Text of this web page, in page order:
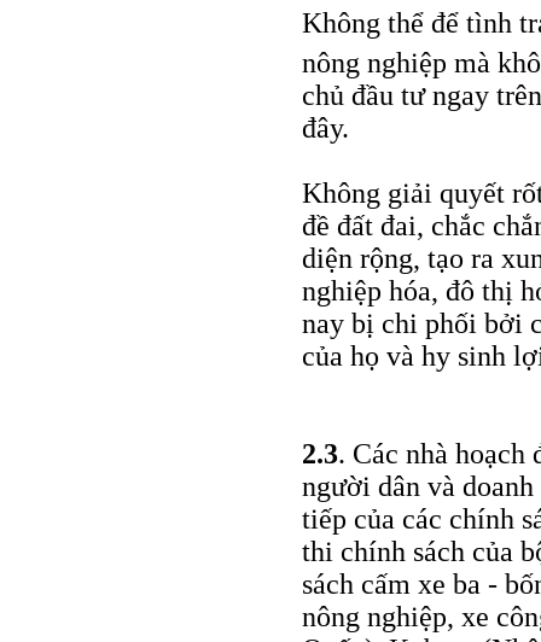
Không thể để tình
nông nghiệp mà
chủ đầu tư ngay
đây.
Không giải quyết
đề đất đai, chắc
diện rộng, tạo ra
nghiệp hóa, đô thị
nay bị chi phối bởi
của họ và hy sinh
2.3. Các nhà
người dân và
tiếp của các chính
thi chính sách của
sách cấm xe ba -
nông nghiệp, xe